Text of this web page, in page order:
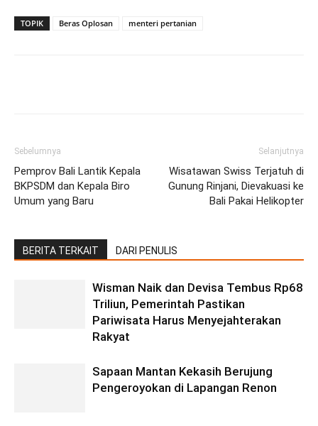
TOPIK Beras Oplosan menteri pertanian
Sebelumnya
Pemprov Bali Lantik Kepala
BKPSDM dan Kepala Biro
Umum yang Baru
Selanjutnya
Wisatawan Swiss Terjatuh di
Gunung Rinjani, Dievakuasi ke
Bali Pakai Helikopter
BERITA TERKAIT DARI PENULIS
Wisman Naik dan Devisa Tembus Rp68
Triliun, Pemerintah Pastikan
Pariwisata Harus Menyejahterakan
Rakyat
Sapaan Mantan Kekasih Berujung
Pengeroyokan di Lapangan Renon